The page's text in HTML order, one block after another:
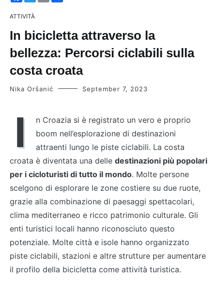
ATTIVITÀ
In bicicletta attraverso la
bellezza: Percorsi ciclabili sulla
costa croata
Nika Oršanić September 7, 2023
I
n Croazia si è registrato un vero e proprio
boom nell’esplorazione di destinazioni
attraenti lungo le piste ciclabili. La costa
croata è diventata una delle destinazioni più popolari
per i cicloturisti di tutto il mondo. Molte persone
scelgono di esplorare le zone costiere su due ruote,
grazie alla combinazione di paesaggi spettacolari,
clima mediterraneo e ricco patrimonio culturale. Gli
enti turistici locali hanno riconosciuto questo
potenziale. Molte città e isole hanno organizzato
piste ciclabili, stazioni e altre strutture per aumentare
il profilo della bicicletta come attività turistica.